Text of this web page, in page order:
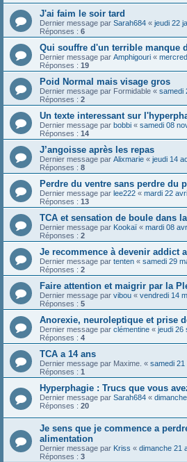
J'ai faim le soir tard
Dernier message par Sarah684 « jeudi 22
Réponses : 6
Qui souffre d'un terrible manque
Dernier message par Amphigouri «
Réponses : 19
Poid Normal mais visage gros
Dernier message par Formidable « samedi
Réponses : 2
Un texte interessant sur
Dernier message par bobbi « samedi 08
Réponses : 14
J’angoisse après les repas
Dernier message par Alixmarie « jeudi 14
Réponses : 8
Perdre du ventre sans perdre du
Dernier message par lee222 « mardi 22
Réponses : 13
TCA et sensation de boule dans
Dernier message par Kookaï « mardi 08
Réponses : 2
Je recommence à devenir addict
Dernier message par tenten « samedi 29
Réponses : 2
Faire attention et maigrir par la
Dernier message par vibou « vendredi 14
Réponses : 5
Anorexie, neuroleptique et prise
Dernier message par clémentine « jeudi 26
Réponses : 4
TCA a 14 ans
Dernier message par Maxime. « samedi 21
Réponses : 1
Hyperphagie : Trucs que vous
Dernier message par Sarah684 «
Réponses : 20
Je sens que je commence a
alimentation
Dernier message par Kriss « dimanche 21
Réponses : 3